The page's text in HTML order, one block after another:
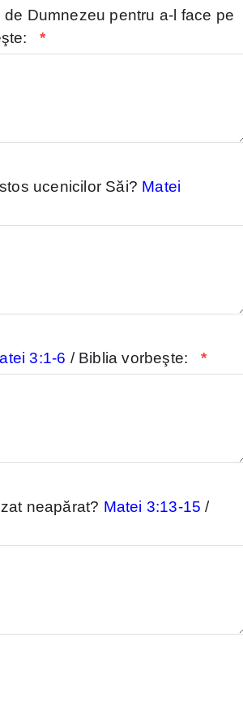
Dumnezeu pentru a-l face pe
*
ucenicilor Săi? Matei
3:1-6 / Biblia vorbeşte: *
neapărat? Matei 3:13-15 /